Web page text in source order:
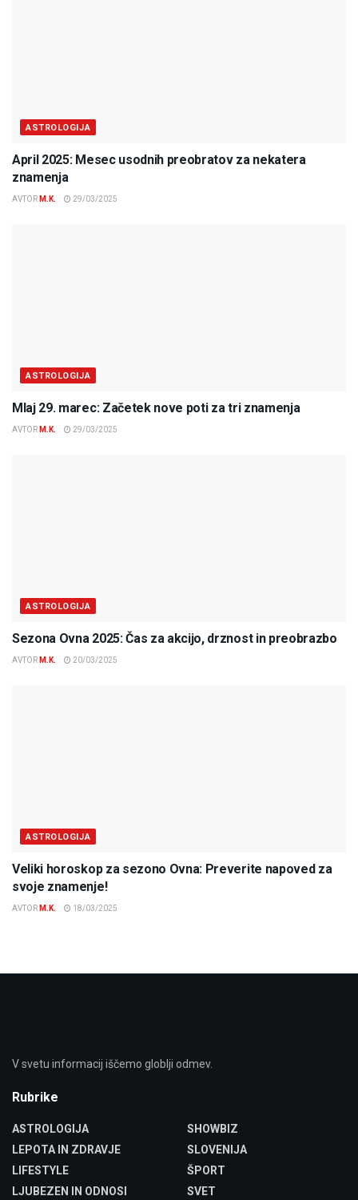
ASTROLOGIJA
April 2025: Mesec usodnih preobratov za nekatera
znamenja
AVTOR M.K. 29/03/2025
ASTROLOGIJA
Mlaj 29. marec: Začetek nove poti za tri znamenja
AVTOR M.K. 29/03/2025
ASTROLOGIJA
Sezona Ovna 2025: Čas za akcijo, drznost in preobrazbo
AVTOR M.K. 20/03/2025
ASTROLOGIJA
Veliki horoskop za sezono Ovna: Preverite napoved za
svoje znamenje!
AVTOR M.K. 18/03/2025
V svetu informacij iščemo globlji odmev.
Rubrike
ASTROLOGIJA
LEPOTA IN ZDRAVJE
LIFESTYLE
LJUBEZEN IN ODNOSI
SHOWBIZ
SLOVENIJA
ŠPORT
SVET